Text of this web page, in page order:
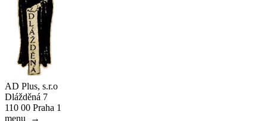
AD Plus, s.r.o
Dlážděná 7
110 00 Praha 1
menu
→